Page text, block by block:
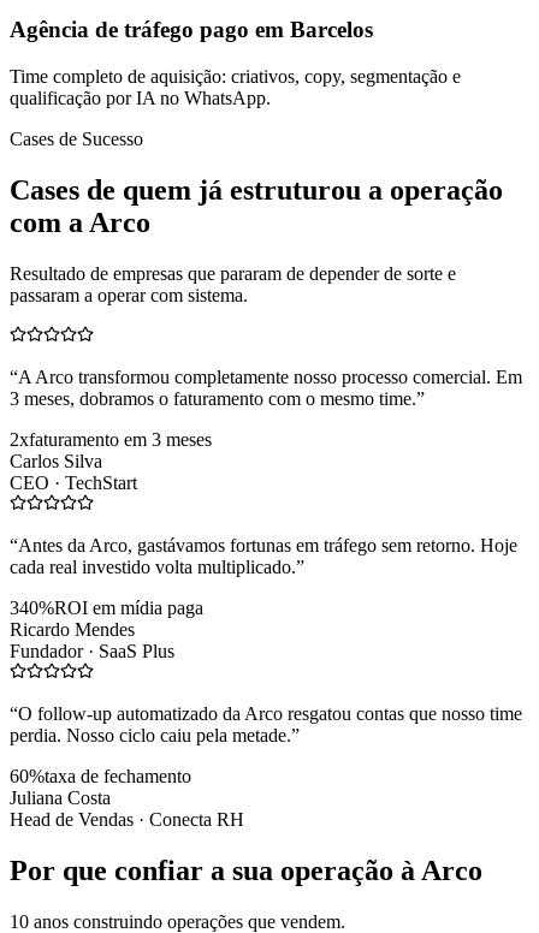
Agência de tráfego pago em Barcelos
Time completo de aquisição: criativos, copy, segmentação e
qualificação por IA no WhatsApp.
Cases de Sucesso
Cases de quem já estruturou a operação
com a Arco
Resultado de empresas que pararam de depender de sorte e
passaram a operar com sistema.
“A Arco transformou completamente nosso processo comercial. Em
3 meses, dobramos o faturamento com o mesmo time.”
2xfaturamento em 3 meses
Carlos Silva
CEO · TechStart
“Antes da Arco, gastávamos fortunas em tráfego sem retorno. Hoje
cada real investido volta multiplicado.”
340%ROI em mídia paga
Ricardo Mendes
Fundador · SaaS Plus
“O follow-up automatizado da Arco resgatou contas que nosso time
perdia. Nosso ciclo caiu pela metade.”
60%taxa de fechamento
Juliana Costa
Head de Vendas · Conecta RH
Por que confiar a sua operação à Arco
10 anos construindo operações que vendem.